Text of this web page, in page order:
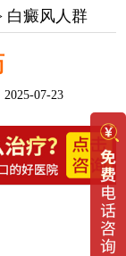
白癜风人群
2025-07-23